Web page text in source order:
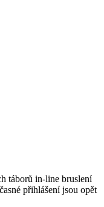
táborů in-line bruslení
přihlášení jsou opět